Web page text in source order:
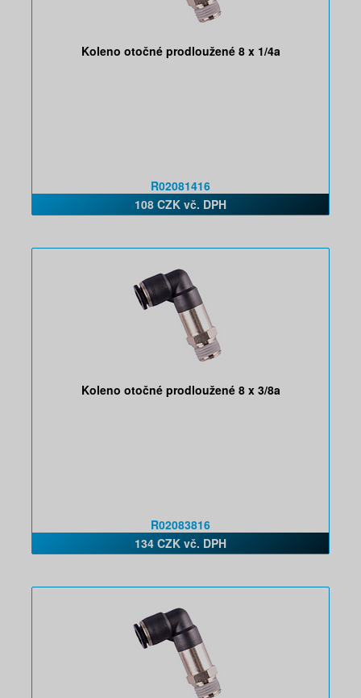
Koleno otočné prodloužené 8 x 1/4a
R02081416
108 CZK vč. DPH
Koleno otočné prodloužené 8 x 3/8a
R02083816
134 CZK vč. DPH